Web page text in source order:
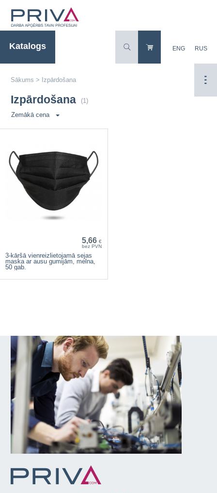
Katalogs ENG RUS
Sākums > Izpārdošana
Izpārdošana
(1)
Zemākā cena
5,66 €
bez PVN
3-kāršā vienreizlietojamā sejas
maska ar ausu gumijām, melna,
50 gab.